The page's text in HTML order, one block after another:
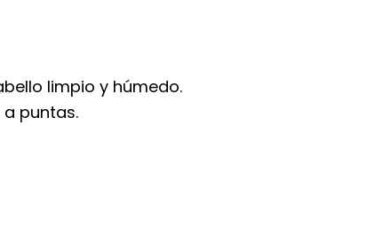
limpio y húmedo.
puntas.